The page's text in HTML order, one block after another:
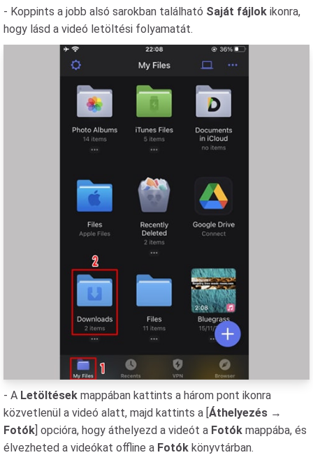
- Koppints a jobb alsó sarokban található Saját fájlok ikonra,
hogy lásd a videó letöltési folyamatát.
- A Letöltések mappában kattints a három pont ikonra
közvetlenül a videó alatt, majd kattints a [Áthelyezés →
Fotók] opcióra, hogy áthelyezd a videót a Fotók mappába, és
élvezheted a videókat offline a Fotók könyvtárban.